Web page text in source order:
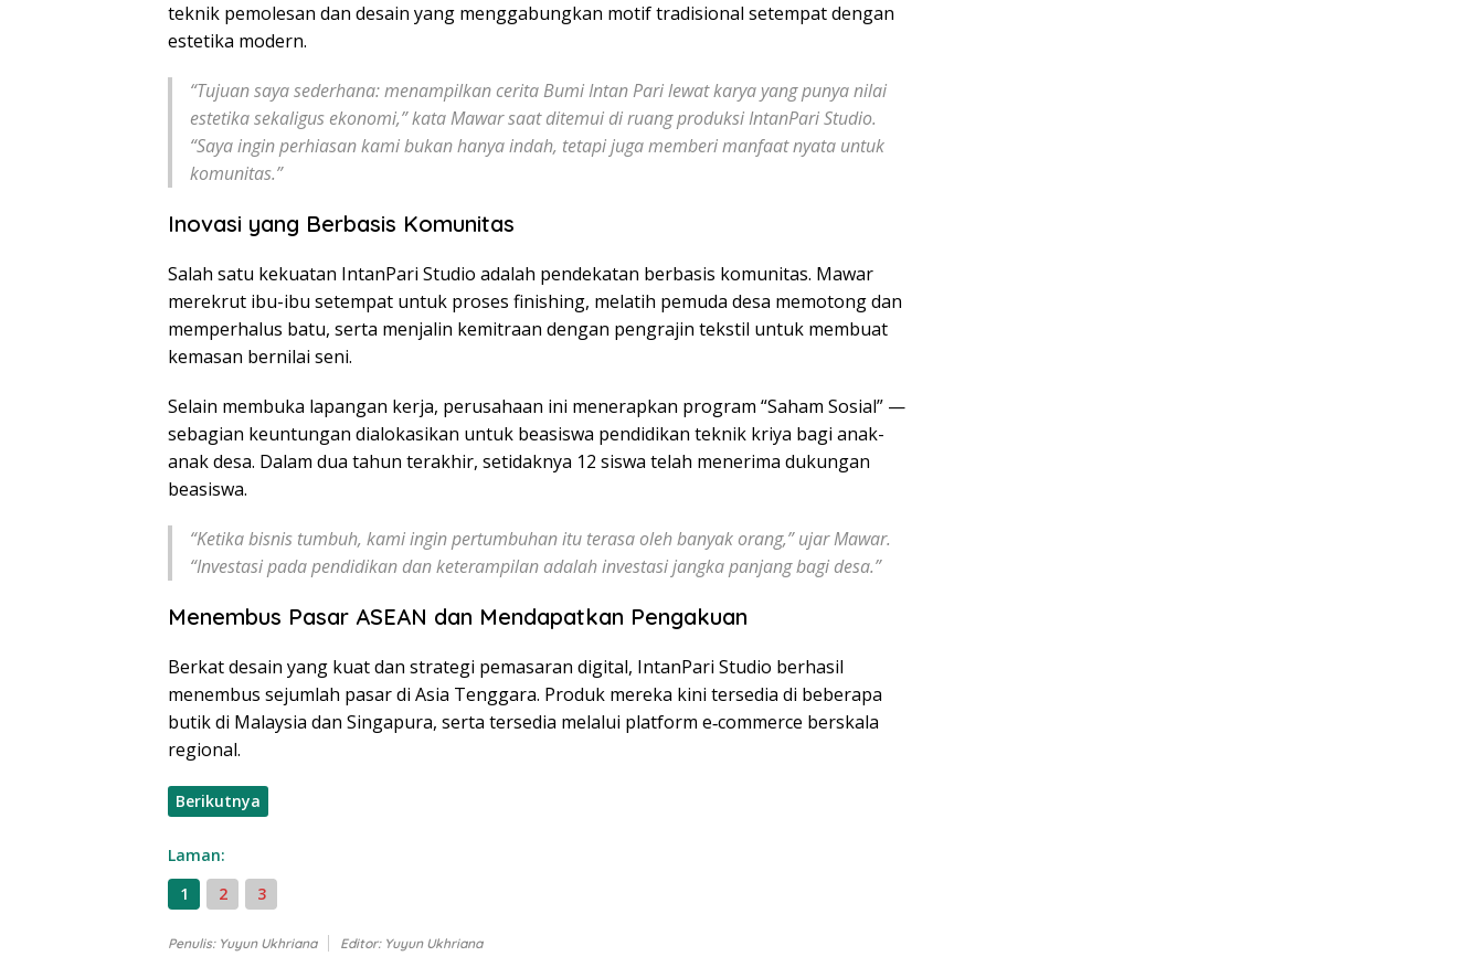
teknik pemolesan dan desain yang menggabungkan motif tradisional setempat dengan
estetika modern.
“Tujuan saya sederhana: menampilkan cerita Bumi Intan Pari lewat karya yang punya nilai
estetika sekaligus ekonomi,” kata Mawar saat ditemui di ruang produksi IntanPari Studio.
“Saya ingin perhiasan kami bukan hanya indah, tetapi juga memberi manfaat nyata untuk
komunitas.”
Inovasi yang Berbasis Komunitas
Salah satu kekuatan IntanPari Studio adalah pendekatan berbasis komunitas. Mawar
merekrut ibu-ibu setempat untuk proses finishing, melatih pemuda desa memotong dan
memperhalus batu, serta menjalin kemitraan dengan pengrajin tekstil untuk membuat
kemasan bernilai seni.
Selain membuka lapangan kerja, perusahaan ini menerapkan program “Saham Sosial” —
sebagian keuntungan dialokasikan untuk beasiswa pendidikan teknik kriya bagi anak-
anak desa. Dalam dua tahun terakhir, setidaknya 12 siswa telah menerima dukungan
beasiswa.
“Ketika bisnis tumbuh, kami ingin pertumbuhan itu terasa oleh banyak orang,” ujar Mawar.
“Investasi pada pendidikan dan keterampilan adalah investasi jangka panjang bagi desa.”
Menembus Pasar ASEAN dan Mendapatkan Pengakuan
Berkat desain yang kuat dan strategi pemasaran digital, IntanPari Studio berhasil
menembus sejumlah pasar di Asia Tenggara. Produk mereka kini tersedia di beberapa
butik di Malaysia dan Singapura, serta tersedia melalui platform e‑commerce berskala
regional.
Berikutnya
Laman:
1
2 3
Penulis: Yuyun Ukhriana Editor: Yuyun Ukhriana